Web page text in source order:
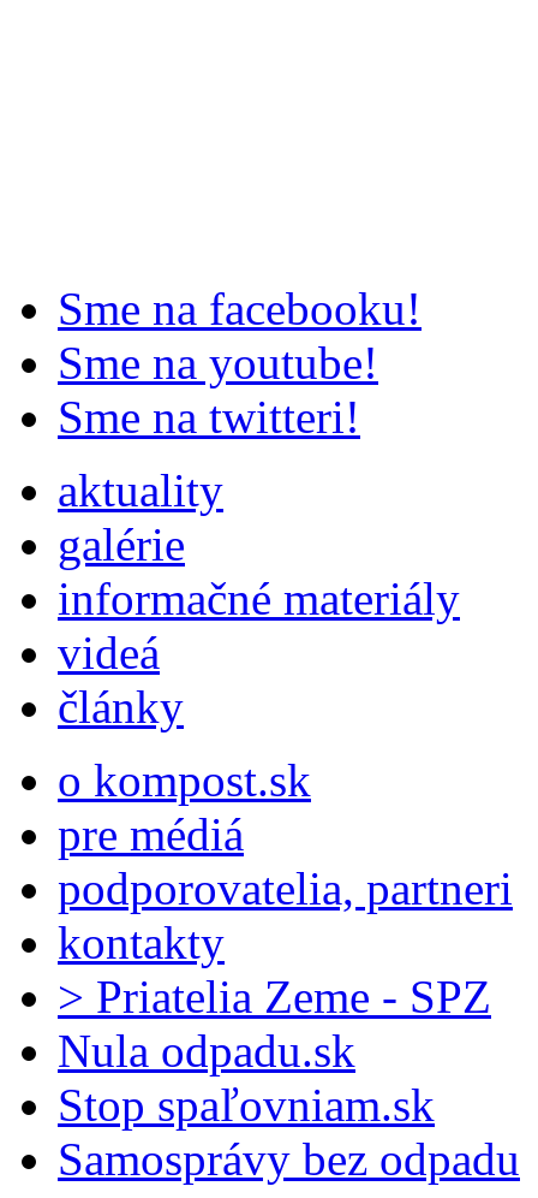
Sme na facebooku!
Sme na youtube!
Sme na twitteri!
aktuality
galérie
informačné materiály
videá
články
o kompost.sk
pre médiá
podporovatelia, partneri
kontakty
> Priatelia Zeme - SPZ
Nula odpadu.sk
Stop spaľovniam.sk
Samosprávy bez odpadu